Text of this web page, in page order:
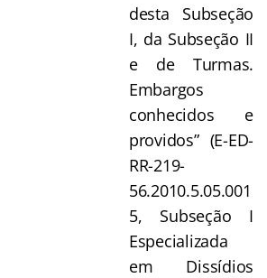
desta Subseção
I, da Subseção II
e de Turmas.
Embargos
conhecidos e
providos” (E-ED-
RR-219-
56.2010.5.05.001
5, Subseção I
Especializada
em Dissídios